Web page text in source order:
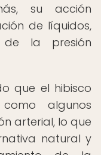
su acción
de líquidos,
de la presión
que el hibisco
algunos
arterial, lo que
natural y